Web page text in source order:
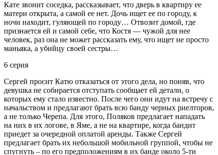
Кате звонит соседка, рассказывает, что дверь в квартиру ее
матери открыта, а самой ее нет. Дочь ищет ее по городу, к
ночи находит, гуляющей по городу… Отвозит домой, где
признается ей и самой себе, что Костя — чужой для нее
человек, раз она не может рассказать ему, что ищет не просто
маньяка, а убийцу своей сестры…
6 серия
Сергей просит Катю отказаться от этого дела, но поняв, что
девушка не собирается отступать сообщает ей детали, о
которых ему стало известно. После чего они идут на встречу с
начальством и предлагают брать всю банду черных риелторов,
а не только Черепа. Для этого, Поляков предлагает нападать
на них в их логове, в Яме, а не на квартире, когда бандит
приедет за очередной оплатой аренды. Также Сергей
предлагает брать их небольшой мобильной группой, чтобы не
спугнуть – по его предположениям в их банде около 5-ти